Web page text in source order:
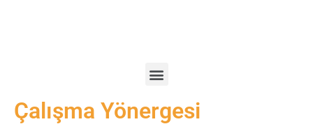
Çalışma Yönergesi